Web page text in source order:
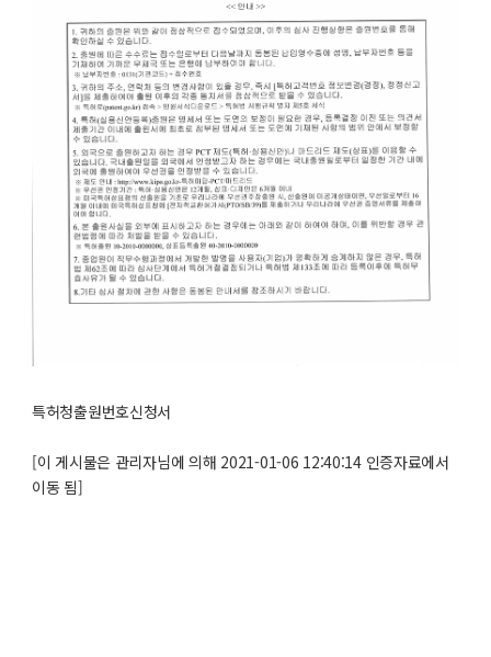
특허청출원번호신청서
[이 게시물은 관리자님에 의해 2021-01-06 12:40:14 인증자료에서
이동 됨]